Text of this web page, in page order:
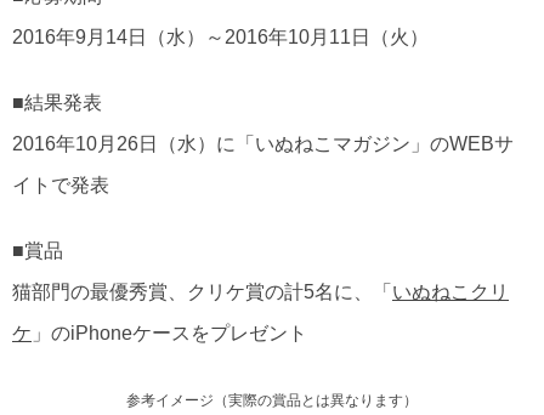
2016年9月14日（水）～2016年10月11日（火）
■結果発表
2016年10月26日（水）に「いぬねこマガジン」のWEBサ
イトで発表
■賞品
猫部門の最優秀賞、クリケ賞の計5名に、「 いぬねこクリ
ケ 」のiPhoneケースをプレゼント
参考イメージ（実際の賞品とは異なります）